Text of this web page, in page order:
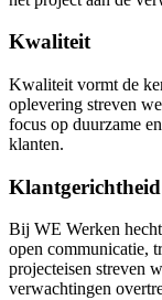
Kwaliteit
Kwaliteit vormt de
oplevering streven
focus op duurzame
klanten.
Klantgerichtheid
Bij WE Werken
open communicatie,
projecteisen streven
verwachtingen